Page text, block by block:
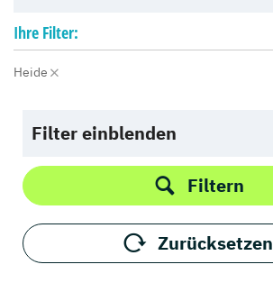
Ihre Filter:
Heide
Filter einblenden
Filtern
Zurücksetzen